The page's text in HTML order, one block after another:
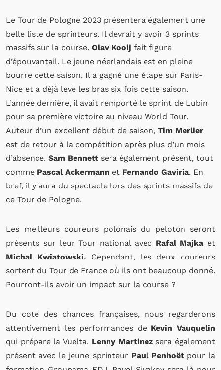
Le Tour de Pologne 2023 présentera également une
belle liste de sprinteurs. Il devrait y avoir 3 sprints
massifs sur la course. Olav Kooij fait figure
d’épouvantail. Le jeune néerlandais est en pleine
bourre cette saison. Il a gagné une étape sur Paris-
Nice et a déjà levé les bras six fois cette saison.
L’année dernière, il avait remporté le sprint de Lubin
pour sa première victoire au niveau World Tour.
Auteur d’un excellent début de saison, Tim Merlier
est de retour à la compétition après plus d’un mois
d’absence. Sam Bennett sera également présent, tout
comme Pascal Ackermann et Fernando Gaviria. En
bref, il y aura du spectacle lors des sprints massifs de
ce Tour de Pologne.
Les meilleurs coureurs polonais du peloton seront
présents sur leur Tour national avec Rafal Majka et
Michal Kwiatowski. Cependant, les deux coureurs
sortent du Tour de France où ils ont beaucoup donné.
Pourront-ils avoir un impact sur la course ?
Du coté des chances françaises, nous regarderons
attentivement les performances de Kevin Vauquelin
qui prépare la Vuelta. Lenny Martinezsera également
présent avec le jeune sprinteur Paul Penhoëtpour la